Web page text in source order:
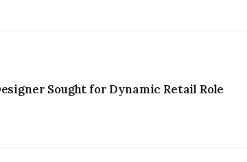
Sought for Dynamic Retail Role